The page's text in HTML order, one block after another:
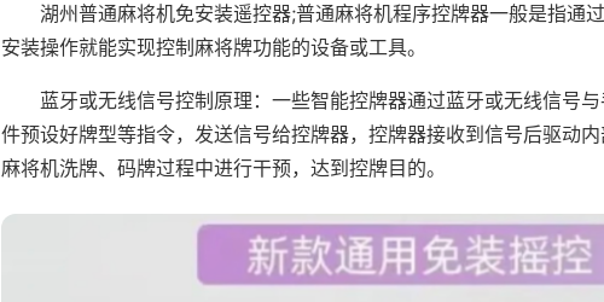
湖州普通麻将机免安装遥控器;普通麻将机程序控牌器一般是指通
安装操作就能实现控制麻将牌功能的设备或工具。
蓝牙或无线信号控制原理：一些智能控牌器通过蓝牙或无线信号
件预设好牌型等指令，发送信号给控牌器，控牌器接收到信号后驱动
麻将机洗牌、码牌过程中进行干预，达到控牌目的。